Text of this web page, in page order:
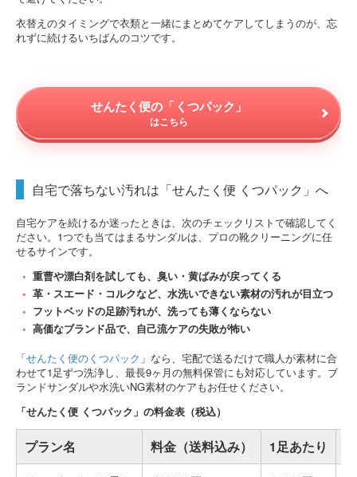
衣替えのタイミングで衣類と一緒にまとめてケアしてしまうのが、忘
れずに続けるいちばんのコツです。
せんたく便の「くつパック」
はこちら
自宅で落ちない汚れは「せんたく便 くつパック」へ
自宅ケアを続けるか迷ったときは、次のチェックリストで確認してく
ださい。1つでも当てはまるサンダルは、プロの靴クリーニングに任
せるサインです。
重曹や漂白剤を試しても、臭い・黄ばみが戻ってくる
革・スエード・コルクなど、水洗いできない素材の汚れが目立つ
フットベッドの足跡汚れが、洗っても薄くならない
高価なブランド品で、自己流ケアの失敗が怖い
「せんたく便のくつパック 」なら、宅配で送るだけで職人が素材に合
わせて1足ずつ洗浄し、最長9ヶ月の無料保管にも対応しています。ブ
ランドサンダルや水洗いNG素材のケアもお任せください。
「せんたく便 くつパック」の料金表（税込）
プラン名 料金（送料込み） 1足あたり